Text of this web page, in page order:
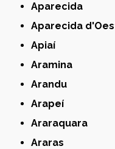
Aparecida
Aparecida
Apiaí
Aramina
Arandu
Arapeí
Araraquara
Araras